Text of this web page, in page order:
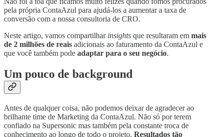
pela própria ContaAzul para ajudá-los a aumentar a taxa de
conversão com a nossa consultoria de CRO.
Neste artigo, vamos compartilhar insights que resultaram em mais
de 2 milhões de reais adicionais ao faturamento da ContaAzul e
que você também pode adaptar para o seu negócio.
Um pouco de background
Antes de qualquer coisa, não podemos deixar de agradecer ao
brilhante time de Marketing da ContaAzul. Não só por terem
confiado na Supersonic mas também pela constante troca de
conhecimento ao longo de todo o projeto. Resultados tão